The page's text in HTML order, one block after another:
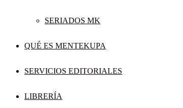
SERIADOS MK
QUÉ ES MENTEKUPA
SERVICIOS EDITORIALES
LIBRERÍA